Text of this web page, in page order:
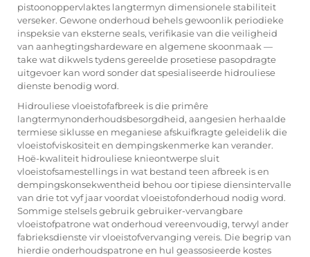
pistoonoppervlaktes langtermyn dimensionele stabiliteit
verseker. Gewone onderhoud behels gewoonlik periodieke
inspeksie van eksterne seals, verifikasie van die veiligheid
van aanhegtingshardeware en algemene skoonmaak —
take wat dikwels tydens gereelde prosetiese pasopdragte
uitgevoer kan word sonder dat spesialiseerde hidrouliese
dienste benodig word.
Hidrouliese vloeistofafbreek is die primêre
langtermynonderhoudsbesorgdheid, aangesien herhaalde
termiese siklusse en meganiese afskuifkragte geleidelik die
vloeistofviskositeit en dempingskenmerke kan verander.
Hoë-kwaliteit hidrouliese knieontwerpe sluit
vloeistofsamestellings in wat bestand teen afbreek is en
dempingskonsekwentheid behou oor tipiese diensintervalle
van drie tot vyf jaar voordat vloeistofonderhoud nodig word.
Sommige stelsels gebruik gebruiker-vervangbare
vloeistofpatrone wat onderhoud vereenvoudig, terwyl ander
fabrieksdienste vir vloeistofvervanging vereis. Die begrip van
hierdie onderhoudspatrone en hul geassosieerde kostes